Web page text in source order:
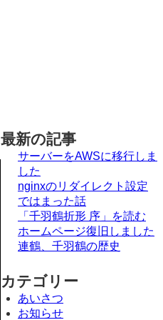
最新の記事
サーバーをAWSに移行しま
した
nginxのリダイレクト設定
ではまった話
「千羽鶴折形 序」を読む
ホームページ復旧しました
連鶴、千羽鶴の歴史
カテゴリー
あいさつ
お知らせ